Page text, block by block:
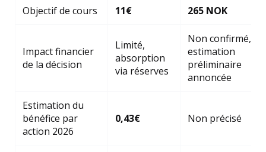
Objectif de cours 11€ 265 NOK
Impact financier
de la décision
Limité,
absorption
via réserves
Non confirmé,
estimation
préliminaire
annoncée
Estimation du
bénéfice par
action 2026
0,43€ Non précisé